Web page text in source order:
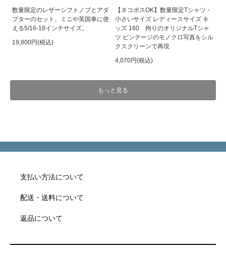
数量限定のレザーシフトノブとアダ
プターのセット。ミニや英国車に使
える5/16-18インチサイズ。
19,800円(税込)
【ネコポスOK】数量限定Tシャツ・
小さいサイズ レディースサイズ キ
ッズ 160 拘りのオリジナルTシャ
ツ ビンテージのモノクロ写真をシル
クスクリーンで再現
4,070円(税込)
もっと見る
支払い方法について
配送・送料について
返品について